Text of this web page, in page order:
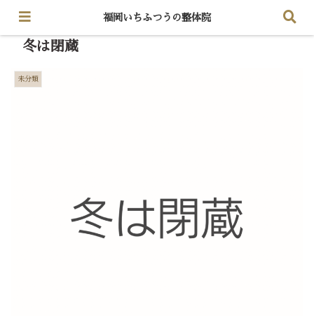
冬は閉蔵
未分類
福岡いちふつうの整体院